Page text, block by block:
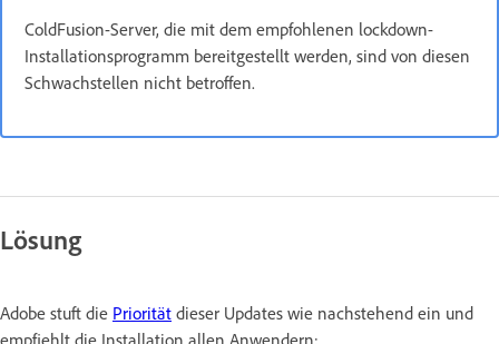
ColdFusion-Server, die mit dem empfohlenen lockdown-
Installationsprogramm bereitgestellt werden, sind von diesen
Schwachstellen nicht betroffen.
Lösung
Adobe stuft die Priorität dieser Updates wie nachstehend ein und
empfiehlt die Installation allen Anwendern: